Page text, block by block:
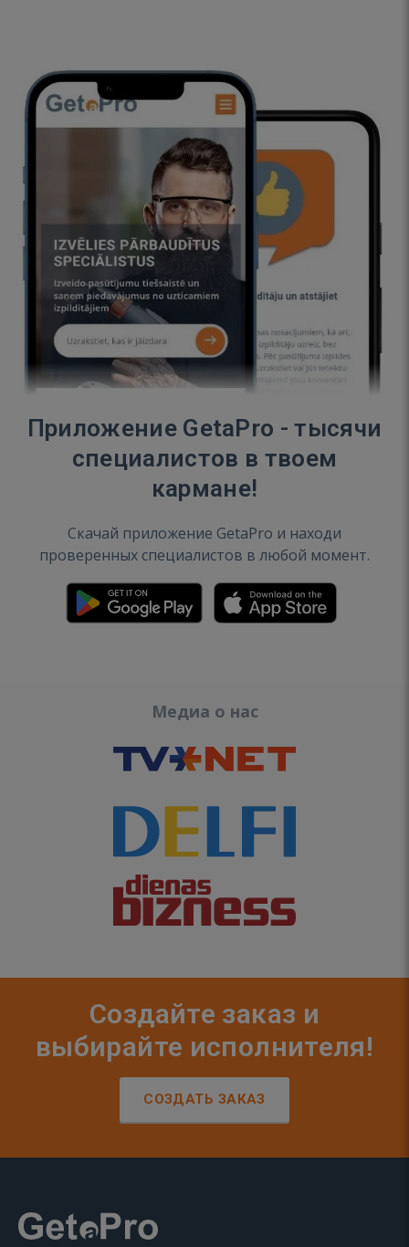
Приложение GetaPro - тысячи
специалистов в твоем
кармане!
Скачай приложение GetaPro и находи
проверенных специалистов в любой момент.
Медиа о нас
Создайте заказ и
выбирайте исполнителя!
СОЗДАТЬ ЗАКАЗ